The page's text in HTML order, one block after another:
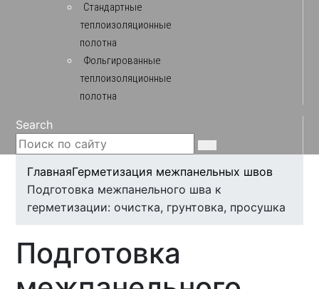
Стандартные
теплоизоляционные
полотна
Фольгированные
теплоизоляционные
полотна
Search
ГлавнаяГерметизация межпанельных швов
Подготовка межпанельного шва к
герметизации: очистка, грунтовка, просушка
Подготовка